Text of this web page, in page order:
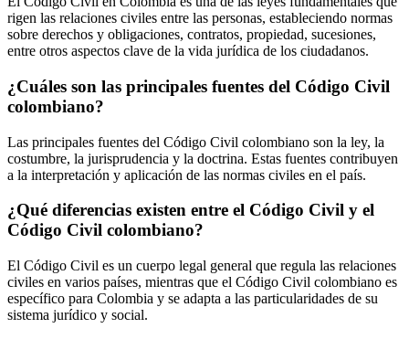
rigen las relaciones civiles entre las personas, estableciendo normas
sobre derechos y obligaciones, contratos, propiedad, sucesiones,
entre otros aspectos clave de la vida jurídica de los ciudadanos.
¿Cuáles son las principales fuentes del Código Civil
colombiano?
Las principales fuentes del Código Civil colombiano son la ley, la
costumbre, la jurisprudencia y la doctrina. Estas fuentes contribuyen
a la interpretación y aplicación de las normas civiles en el país.
¿Qué diferencias existen entre el Código Civil y el
Código Civil colombiano?
El Código Civil es un cuerpo legal general que regula las relaciones
civiles en varios países, mientras que el Código Civil colombiano es
específico para Colombia y se adapta a las particularidades de su
sistema jurídico y social.